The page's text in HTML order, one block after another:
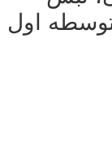
پلاک ۷۷ (متوسطه اول